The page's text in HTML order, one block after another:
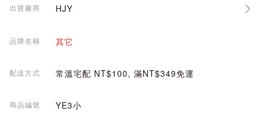
出貨廠商 HJY
品牌名稱 其它
配送方式 常溫宅配 NT$100, 滿NT$349免運
商品編號 YE3小